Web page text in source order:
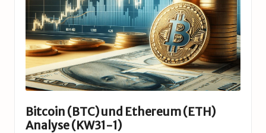
Bitcoin (BTC) und Ethereum (ETH)
Analyse (KW31-1)